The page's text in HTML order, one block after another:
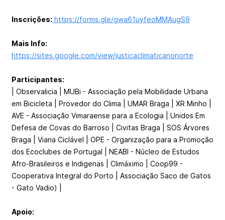
Inscrições: https://forms.gle/gwa61uyfeoMMAugS9
Mais Info:
https://sites.google.com/view/justicaclimaticanonorte
Participantes:
| Observalicia | MUBi - Associação pela Mobilidade Urbana
em Bicicleta | Provedor do Clima | UMAR Braga | XR Minho |
AVE - Associação Vimaraense para a Ecologia | Unidos Em
Defesa de Covas do Barroso | Civitas Braga | SOS Árvores
Braga | Viana Ciclável | OPE - Organização para a Promoção
dos Ecoclubes de Portugal | NEABI - Núcleo de Estudos
Afro-Brasileiros e Indigenas | Climáximo | Coop99 -
Cooperativa Integral do Porto | Associação Saco de Gatos
- Gato Vadio) |
Apoio: